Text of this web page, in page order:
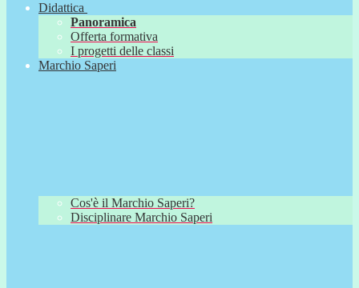
Didattica
Panoramica
Offerta formativa
I progetti delle classi
Marchio Saperi
Cos'è il Marchio Saperi?
Disciplinare Marchio Saperi